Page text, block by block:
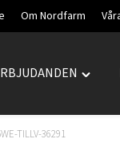
Om Nordfarm
Toggle
TILLV-36291